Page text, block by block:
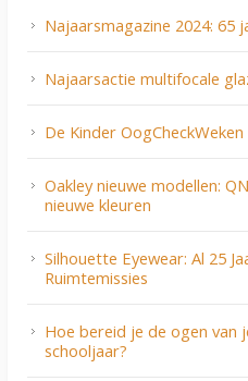
Najaarsmagazine 2024: 65
Najaarsactie multifocale
De Kinder OogCheckWeken
Oakley nieuwe modellen:
nieuwe kleuren
Silhouette Eyewear: Al 25
Ruimtemissies
Hoe bereid je de ogen van
schooljaar?